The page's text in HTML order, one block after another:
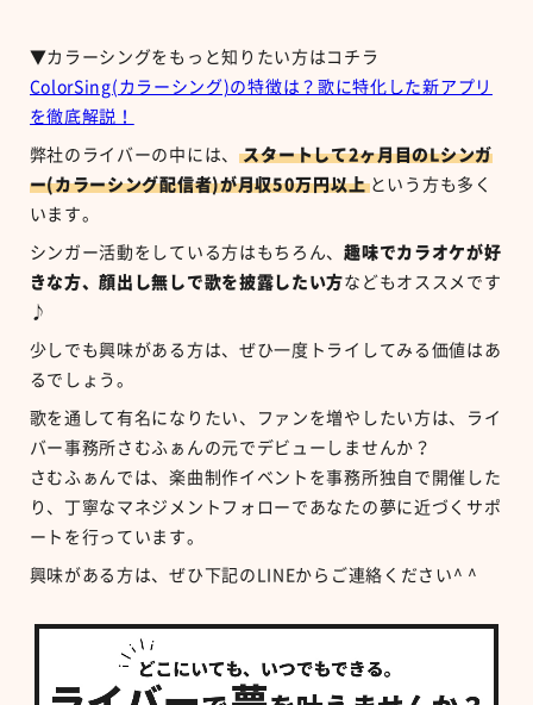
▼カラーシングをもっと知りたい方はコチラ
ColorSing(カラーシング)の特徴は？歌に特化した新アプリ
を徹底解説！
弊社のライバーの中には、
スタートして2ヶ月目のLシンガ
ー(カラーシング配信者)が月収50万円以上 という方も多く
います。
シンガー活動をしている方はもちろん、趣味でカラオケが好
きな方、顔出し無しで歌を披露したい方などもオススメです
♪
少しでも興味がある方は、ぜひ一度トライしてみる価値はあ
るでしょう。
歌を通して有名になりたい、ファンを増やしたい方は、ライ
バー事務所さむふぁんの元でデビューしませんか？
さむふぁんでは、楽曲制作イベントを事務所独自で開催した
り、丁寧なマネジメントフォローであなたの夢に近づくサポ
ートを行っています。
興味がある方は、ぜひ下記のLINEからご連絡ください^ ^